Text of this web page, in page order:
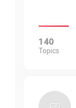
140
Topics